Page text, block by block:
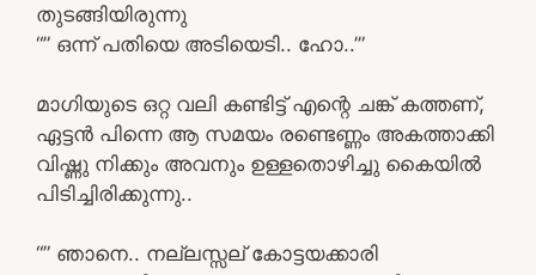
തുടങ്ങിയിരുന്നു
“” ഒന്ന് പതിയെ അടിയെടി.. ഹോ..’”
മാഗിയുടെ ഒറ്റ വലി കണ്ടിട്ട് എന്റെ ചങ്ക് കത്തണ്,
ഏട്ടൻ പിന്നെ ആ സമയം രണ്ടെണ്ണം അകത്താക്കി
വിഷ്ണു നിക്കും അവനും ഉള്ളതൊഴിച്ചു കൈയിൽ
പിടിച്ചിരിക്കുന്നു..
“” ഞാനെ.. നല്ലസ്സല് കോട്ടയക്കാരി